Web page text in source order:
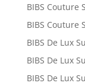
BIBS Couture
BIBS Couture
BIBS De Lux
BIBS De Lux
BIBS De Lux